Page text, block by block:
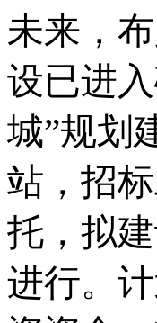
未来，
设已进
城”规划
站，招
托，拟
进行。